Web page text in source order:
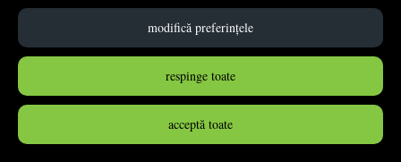
modifică preferințele
respinge toate
acceptă toate